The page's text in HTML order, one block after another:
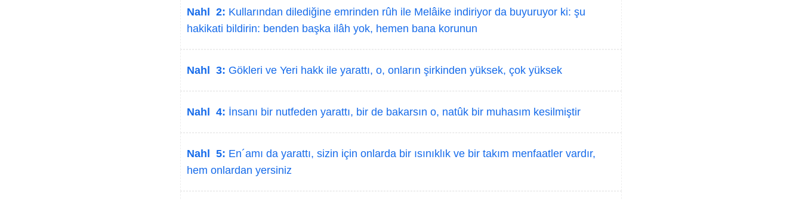
Nahl 2: Kullarından dilediğine emrinden rûh ile Melâike indiriyor da buyuruyor ki: şu
hakikati bildirin: benden başka ilâh yok, hemen bana korunun
Nahl 3: Gökleri ve Yeri hakk ile yarattı, o, onların şirkinden yüksek, çok yüksek
Nahl 4: İnsanı bir nutfeden yarattı, bir de bakarsın o, natûk bir muhasım kesilmiştir
Nahl 5: En´amı da yarattı, sizin için onlarda bir ısınıklık ve bir takım menfaatler vardır,
hem onlardan yersiniz